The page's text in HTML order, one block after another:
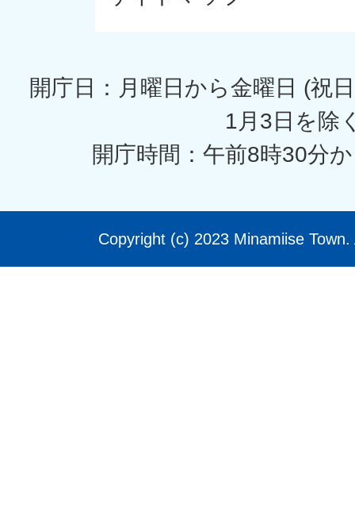
開庁日：月曜日から金曜日 (祝
1月3日を除
開庁時間：午前8時30分
Copyright (c) 2023 Minamiise